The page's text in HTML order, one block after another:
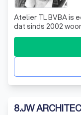
Atelier TL BVBA is
dat sinds 2002
gespecialiseerd in
eisen. Onze focus
een duidelijke
8.JW